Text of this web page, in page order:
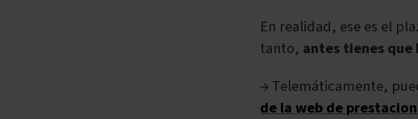
En realidad, ese es el
tanto, antes tienes
→ Telemáticamente,
de la web de